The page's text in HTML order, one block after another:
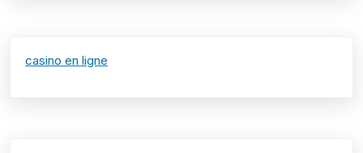
casino en ligne